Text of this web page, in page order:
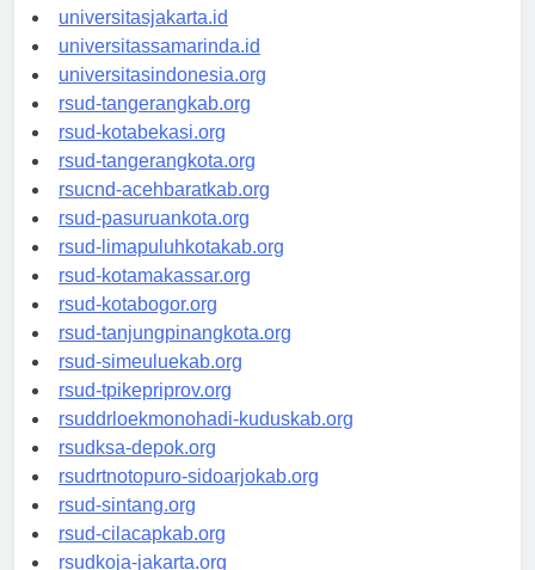
universitassalor.id
universitasjakarta.id
universitassamarinda.id
universitasindonesia.org
rsud-tangerangkab.org
rsud-kotabekasi.org
rsud-tangerangkota.org
rsucnd-acehbaratkab.org
rsud-pasuruankota.org
rsud-limapuluhkotakab.org
rsud-kotamakassar.org
rsud-kotabogor.org
rsud-tanjungpinangkota.org
rsud-simeuluekab.org
rsud-tpikepriprov.org
rsuddrloekmonohadi-kuduskab.org
rsudksa-depok.org
rsudrtnotopuro-sidoarjokab.org
rsud-sintang.org
rsud-cilacapkab.org